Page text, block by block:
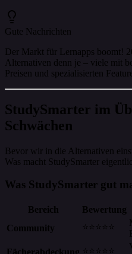
Gute Nachrichten
Der Markt für Lernapps boomt!
Alternativen denn je – viele mit
Preisen und spezialisierten
StudySmarter im
Schwächen
Bevor wir in die Alternativen
Was macht StudySmarter
Was StudySmarter gut
Bereich Bewertung
Community
⭐⭐⭐⭐⭐
Fächerabdeckung ⭐⭐⭐⭐⭐